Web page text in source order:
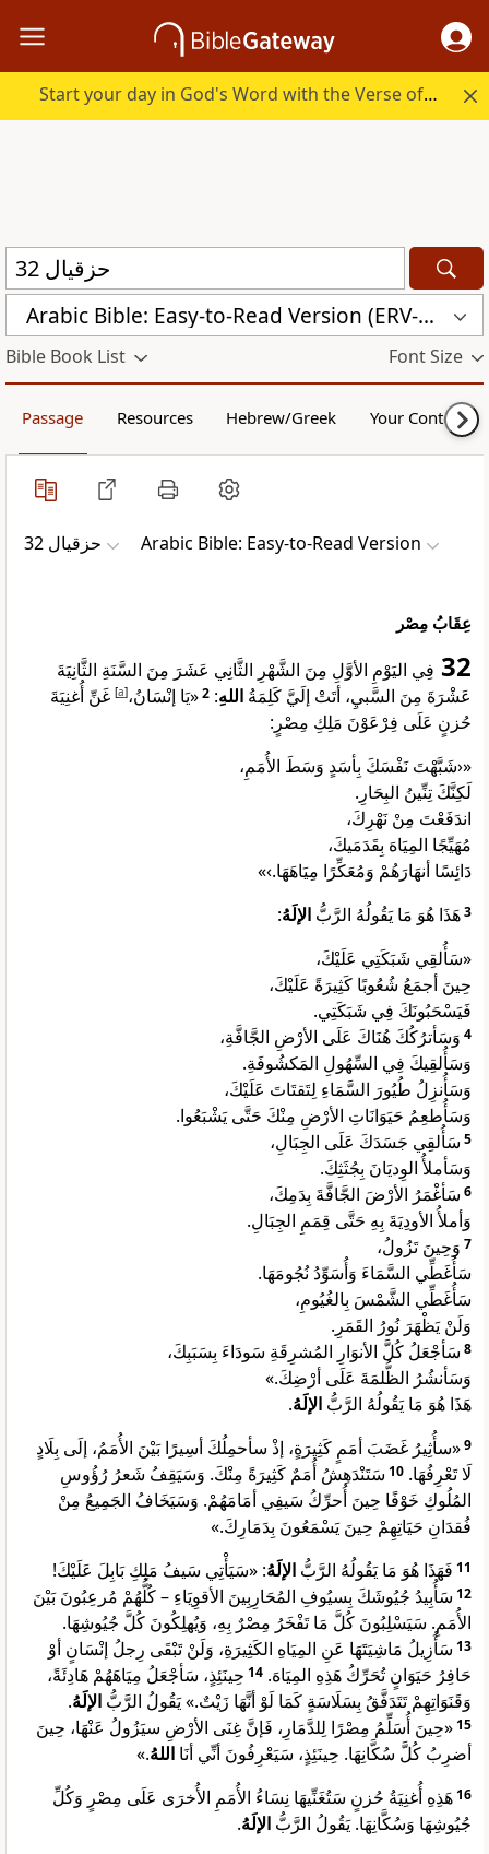
Start your day in God's Word with the Verse of the Day.
Arabic Bible: Easy-to-Read Version (ERV-AR)
Bible Book List Font Size
Passage Resources Hebrew/Greek Your Content
ﺣﺰﻗﻴﺎﻝ 32 Arabic Bible: Easy-to-Read Version
عِقَابُ مِصْر
32 فِي اليَوْمِ الأوَّلِ مِنَ الشَّهْرِ الثَّانِي عَشَرَ مِنَ السَّنَةِ الثَّانِيَةَ
عَشْرَةَ مِنَ السَّبيِ، أتَتْ إلَيَّ كَلِمَةُ اللهِ:
2«يَا إنْسَانُ،[
a
] غَنِّ أُغنِيَةَ
حُزنٍ عَلَى فِرْعَوْنَ مَلِكِ مِصْرٍ:
«‹شَبَّهْتَ نَفْسَكَ بِأسَدٍ وَسَطَ الأُمَمِ،
لَكِنَّكَ تِنِّينُ البِحَارِ.
اندَفَعْتَ مِنْ نَهْرِكَ،
مُهَيِّجًا المِيَاهَ بِقَدَمَيكَ،
دَائِسًا أنهَارَهُمْ وَمُعَكِّرًا مِيَاهَهَا.›»
3هَذَا هُوَ مَا يَقُولُهُ الرَّبُّ الإلَهُ:
«سَأُلقِي شَبَكَتِي عَلَيْكَ،
حِينَ أجمَعُ شُعُوبًا كَثِيرَةً عَلَيْكَ،
فَيَسْحَبُونَكَ فِي شَبَكَتِي.
4 وَسَأترُكُكَ هُنَاكَ عَلَى الأرْضِ الجَّافَّةِ،
وَسَأُلقِيكَ فِي السِّهُولِ المَكشُوفَةِ.
وَسَأُنزِلُ طُيُورَ السَّمَاءِ لِتَقتَاتَ عَلَيْكَ،
وَسَأُطعِمُ حَيَوَانَاتِ الأرْضِ مِنْكَ حَتَّى يَشْبَعُوا.
5 سَأُلقِي جَسَدَكَ عَلَى الجِبَالِ،
وَسَأملأُ الوِديَانَ بِجُثَثِكَ.
6 سَأغْمَرُ الأرْضَ الجَّافَّةَ بِدَمِكَ،
وَأملأُ الأودِيَةَ بِهِ حَتَّى قِمَمِ الجِبَالِ.
7 وَحِينَ تَزُولُ،
سَأُغَطِّي السَّمَاءَ وَأُسَوِّدُ نُجُومَهَا.
سَأُغَطِّي الشَّمْسَ بِالغُيُومِ،
وَلَنْ يَظْهَرَ نُورُ القَمَرِ.
8 سَأجْعَلُ كُلَّ الأنوَارِ المُشرِقَةِ سَودَاءَ بِسَبَبِكَ،
وَسَأنشُرُ الظُّلمَةَ عَلَى أرْضِكَ.»
هَذَا هُوَ مَا يَقُولُهُ الرَّبُّ الإلَهُ.
9«سأُثِيرُ غَضَبَ أمَمٍ كَثِيرَةٍ، إذْ سأحمِلُكَ أسِيرًا بَيْنَ الأُمَمُ، إلَى بِلَادٍ
لَا تَعْرِفُهَا. 10 سَتَنْدَهِشُ أُمَمٌ كَثِيرَةً مِنْكَ. وَسَيَقِفُ شَعرُ رُؤُوسِ
المُلُوكِ خَوْفًا حِينَ أُحرِّكُ سَيفِي أمَامَهُمْ. وَسَيَخَافُ الجَمِيعُ مِنْ
فُقدَانِ حَيَاتِهِمْ حِينَ يَسْمَعُونَ بِدَمَارِكَ.»
11 فَهَذَا هُوَ مَا يَقُولُهُ الرَّبُّ الإلَهُ: «سَيَأْتِي سَيفُ مَلِكِ بَابِلَ عَلَيْكَ!
12 سَأُبِيدُ جُيُوشَكَ بِسيُوفِ المُحَارِبِينَ الأقوِيَاءِ – كُلُّهُمْ مُرعِبُونَ بَيْنَ
الأُمَمِ. سَيَسْلِبُونَ كُلَّ مَا تَفْخَرُ مِصْرٌ بِهِ، وَيُهلِكُونَ كُلَّ جُيُوشِهَا.
13 سَأُزِيلُ مَاشِيَتَهَا عَنِ المِيَاهِ الكَثِيرَةِ، وَلَنْ تَبْقَى رِجلُ إنْسَانٍ أوْ
حَافِرُ حَيَوَانٍ تُحَرِّكُ هَذِهِ المِيَاهَ. 14 حِينَئِذٍ، سَأجْعَلُ مِيَاهَهُمْ هَادِئَةً،
وَقَنَوَاتِهِمْ تَتَدَفَّقُ بِسَلَاسَةٍ كَمَا لَوْ أنَّهَا زَيْتٌ.» يَقُولُ الرَّبُّ الإلَهُ.
15«حِينَ أُسَلِّمُ مِصْرًا لِلدَّمَارِ، فَإنَّ غِنَى الأرْضِ سيَزُولُ عَنْهَا، حِينَ
أضرِبُ كُلَّ سُكَّانِهَا. حِينَئِذٍ، سَيَعْرِفُونَ أنِّي أنَا اللهُ.»
16هَذِهِ أُغنِيَةُ حُزنٍ سَتُغَنِّيهَا نِسَاءُ الأُمَمِ الأُخرَى عَلَى مِصْرٍ وَكُلِّ
جُيُوشِهَا وَسُكَّانِهَا. يَقُولُ الرَّبُّ الإلَهُ.